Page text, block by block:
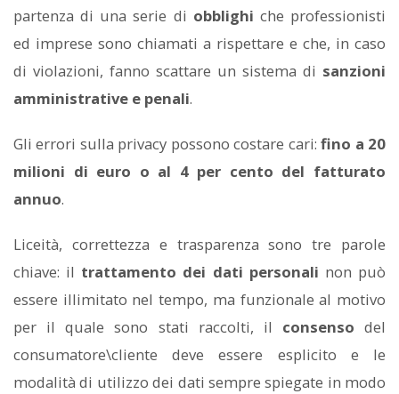
partenza di una serie di obblighi che professionisti
ed imprese sono chiamati a rispettare e che, in caso
di violazioni, fanno scattare un sistema di sanzioni
amministrative e penali.
Gli errori sulla privacy possono costare cari:fino a 20
milioni di euro o al 4 per cento del fatturato
annuo.
Liceità, correttezza e trasparenza sono tre parole
chiave: il trattamento dei dati personali non può
essere illimitato nel tempo, ma funzionale al motivo
per il quale sono stati raccolti, il consenso del
consumatore\cliente deve essere esplicito e le
modalità di utilizzo dei dati sempre spiegate in modo